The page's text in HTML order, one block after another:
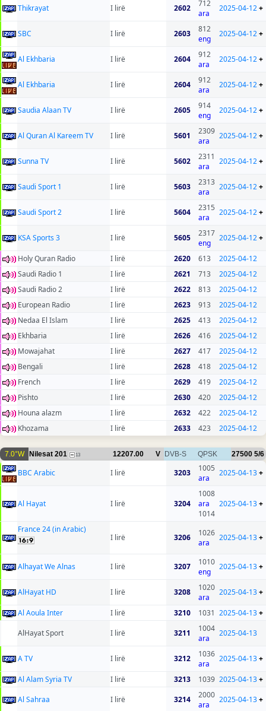
Thikrayat I lirë 2602
712
ara
2025-04-12+
SBC I lirë 2603
812
eng
2025-04-12+
Al Ekhbaria I lirë 2604
912
ara
2025-04-12+
Al Ekhbaria I lirë 2604
912
ara
2025-04-12+
Saudia Alaan TV I lirë 2605
914
eng
2025-04-12+
Al Quran Al Kareem TV I lirë 5601
2309
ara
2025-04-12+
Sunna TV I lirë 5602
2311
ara
2025-04-12+
Saudi Sport 1 I lirë 5603
2313
ara
2025-04-12+
Saudi Sport 2 I lirë 5604
2315
ara
2025-04-12+
KSA Sports 3 I lirë 5605
2317
eng
2025-04-12+
Holy Quran Radio I lirë 2620 613
2025-04-12
Saudi Radio 1
I lirë 2621 713
2025-04-12
Saudi Radio 2
I lirë 2622 813
2025-04-12
European Radio
I lirë 2623 913
2025-04-12
Nedaa El Islam
I lirë 2625 413
2025-04-12
Ekhbaria
I lirë 2626 416
2025-04-12
Mowajahat
I lirë 2627 417
2025-04-12
Bengali
I lirë 2628 418
2025-04-12
French
I lirë 2629 419
2025-04-12
Pishto
I lirë 2630 420
2025-04-12
Houna alazm
I lirë 2632 422
2025-04-12
Khozama
I lirë 2633 423 2025-04-12
7.0°W Nilesat 201 13 12207.00 V DVB-S QPSK 27500 5/6
BBC Arabic I lirë 3203
1005
ara
2025-04-13+
Al Hayat I lirë 3204
1008
ara
1014
2025-04-13+
France 24 (in Arabic)
I lirë
3206
1026
ara
2025-04-13+
Alhayat We Alnas I lirë 3207
1010
eng
2025-04-13+
AlHayat HD I lirë 3208
1020
ara
2025-04-13+
Al Aoula Inter I lirë 3210 1031 2025-04-13+
AlHayat Sport
I lirë 3211
1004
ara
2025-04-13
A TV I lirë 3212
1036
ara
2025-04-13+
Al Alam Syria TV I lirë 3213 1039 2025-04-13+
Al Sahraa
I lirë 3214
2000
ara
2025-04-13+